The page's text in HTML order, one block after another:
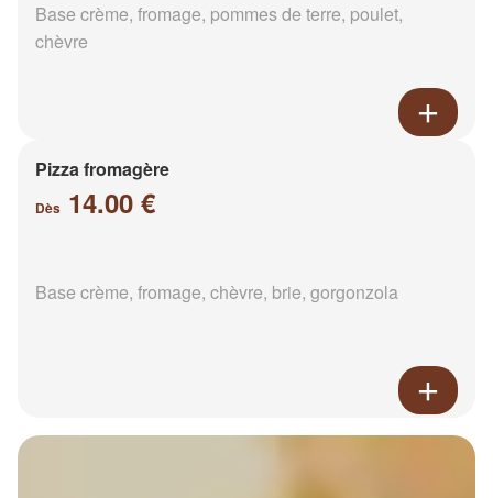
Base crème, fromage, pommes de terre, poulet,
chèvre
Pizza fromagère
Dès 14.00 €
Base crème, fromage, chèvre, brie, gorgonzola